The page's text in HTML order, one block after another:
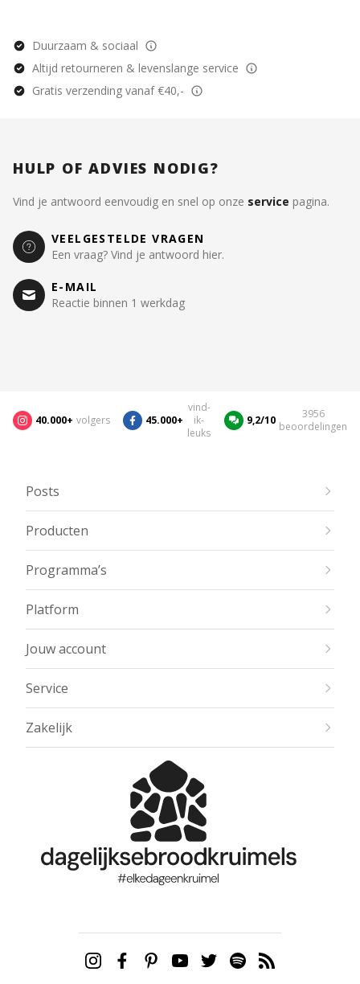
Duurzaam & sociaal
Altijd retourneren & levenslange service
Gratis verzending vanaf €40,-
HULP OF ADVIES NODIG?
Vind je antwoord eenvoudig en snel op onze service pagina.
VEELGESTELDE VRAGEN
Een vraag? Vind je antwoord hier.
E-MAIL
Reactie binnen 1 werkdag
40.000+ volgers 45.000+
vind-
ik-
leuks
9,2/10
3956
beoordelingen
Posts
Producten
Programma’s
Platform
Jouw account
Service
Zakelijk